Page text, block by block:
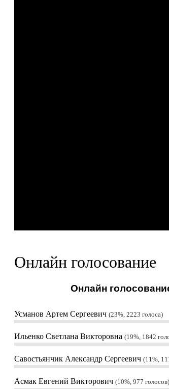
Онлайн голосование
Онлайн
Усманов Артем Сергеевич 23%, 2223 голоса
Ильенко Светлана Викторовна 19%, 1842
Савостьянчик Александр Сергеевич 11%,
Асмак Евгений Викторович 10%, 977 голосов